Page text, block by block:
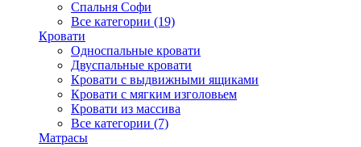
Спальня Софи
Все категории (19)
Кровати
Односпальные кровати
Двуспальные кровати
Кровати с выдвижными ящиками
Кровати с мягким изголовьем
Кровати из массива
Все категории (7)
Матрасы